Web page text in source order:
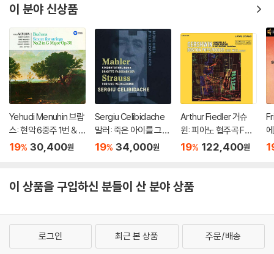
& String Trios)
이 분야 신상품
Yehudi Menuhin 브람
스: 현악 6중주 1번 & 2
번 (Brahms: String S
19% 30,400원
Sergiu Celibidache
말러: 죽은 아이를 그리
는 노래 / R. 슈트라우
r, R. Strauss: Death a
19% 34,000원
Arthur Fiedler 거슈
윈: 피아노 협주곡 F장
조 (Gershwin: Conc
[2LP]
19% 122,400원
이 상품을 구입하신 분들이 산 분야 상품
로그인 최근 본 상품 주문/배송